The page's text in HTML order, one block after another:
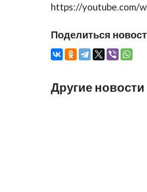
https://youtube.com/
Поделиться
Другие новости